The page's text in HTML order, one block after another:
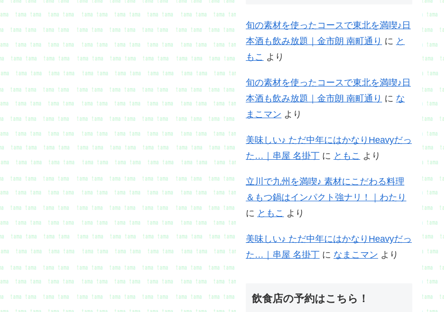
旬の素材を使ったコースで東北を満喫♪日
本酒も飲み放題｜金市朗 南町通り に と
もこ より
旬の素材を使ったコースで東北を満喫♪日
本酒も飲み放題｜金市朗 南町通り に な
まこマン より
美味しい♪ ただ中年にはかなりHeavyだっ
た…｜串屋 名掛丁 に ともこ より
立川で九州を満喫♪ 素材にこだわる料理
＆もつ鍋はインパクト強ナリ！｜わたり
に ともこ より
美味しい♪ ただ中年にはかなりHeavyだっ
た…｜串屋 名掛丁 に なまこマン より
飲食店の予約はこちら！